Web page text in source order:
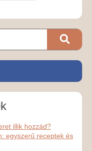
illik hozzád?
egyszerű receptek és